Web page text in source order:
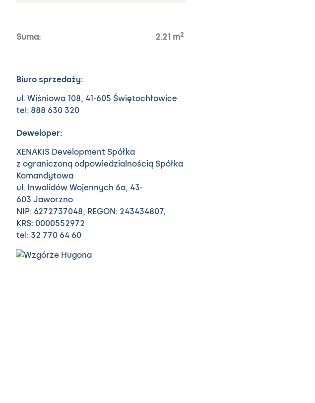
Suma: 2.21 m2
Biuro sprzedaży:
ul. Wiśniowa 108, 41-605 Świętochłowice
tel: 888 630 320
Deweloper:
XENAKIS Development Spółka
z ograniczoną odpowiedzialnością Spółka
Komandytowa
ul. Inwalidów Wojennych 6a, 43-
603 Jaworzno
NIP: 6272737048, REGON: 243434807,
KRS: 0000552972
tel: 32 770 64 60